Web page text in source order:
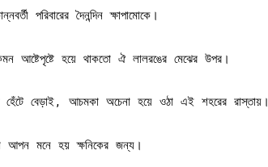
পরিবারের দৈনন্দিন ক্ষাপামোকে।
আষ্টেপৃষ্টে হয়ে থাকতো ঐ লালরঙের মেঝের উপর।
বেড়াই, আচমকা অচেনা হয়ে ওঠা এই শহরের রাস্তায়।
আপন মনে হয় ক্ষনিকের জন্য।